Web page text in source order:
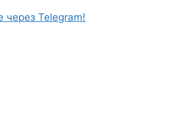
через Telegram!